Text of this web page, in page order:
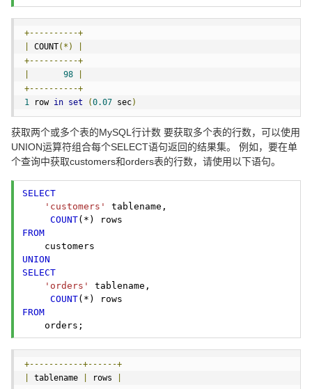
+----------+
COUNT(*)
+----------+
98
+----------+
1 row in set (0.07 sec)
获取两个或多个表的MySQL行计数 要获取多个表的行数，可以使用
UNION运算符组合每个SELECT语句返回的结果集。 例如，要在单
个查询中获取customers和orders表的行数，请使用以下语句。
SELECT
'customers'
tablename,
COUNT
FROM
UNION
SELECT
'orders'
tablename,
COUNT
FROM
    orders;
+-----------+------+
tablename rows